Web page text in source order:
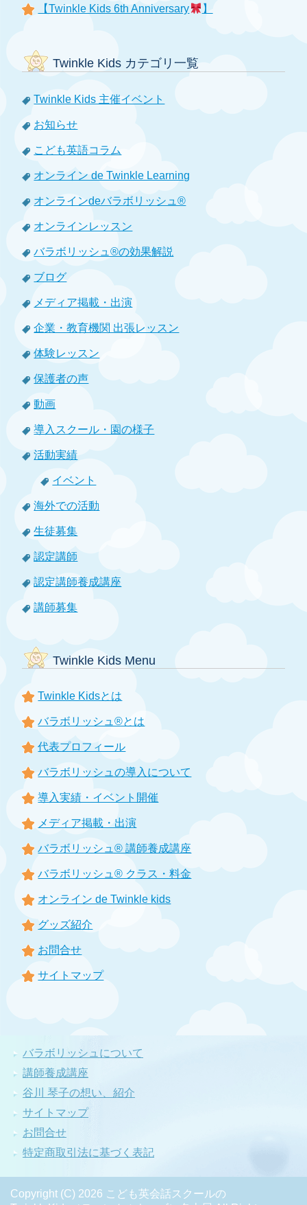
【Twinkle Kids 6th Anniversary 】
Twinkle Kids カテゴリ一覧
Twinkle Kids 主催イベント
お知らせ
こども英語コラム
オンライン de Twinkle Learning
オンラインdeバラボリッシュ®
オンラインレッスン
バラボリッシュ®の効果解説
ブログ
メディア掲載・出演
企業・教育機関 出張レッスン
体験レッスン
保護者の声
動画
導入スクール・園の様子
活動実績
イベント
海外での活動
生徒募集
認定講師
認定講師養成講座
講師募集
Twinkle Kids Menu
Twinkle Kidsとは
バラボリッシュ®とは
代表プロフィール
バラボリッシュの導入について
導入実績・イベント開催
メディア掲載・出演
バラボリッシュ® 講師養成講座
バラボリッシュ® クラス・料金
オンライン de Twinkle kids
グッズ紹介
お問合せ
サイトマップ
バラボリッシュについて
講師養成講座
谷川 琴子の想い、紹介
サイトマップ
お問合せ
特定商取引法に基づく表記
Copyright (C) 2026 こども英会話スクールの